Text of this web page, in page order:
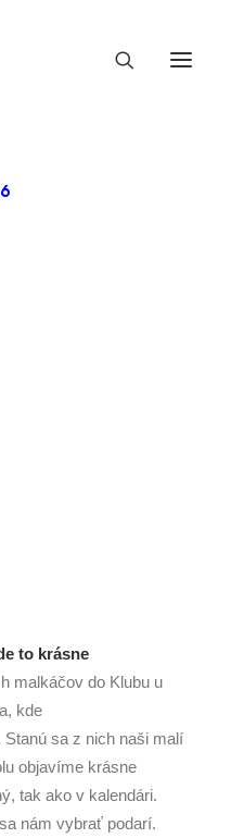
- O
prasiatkach
to krásne
malkáčov do Klubu u
kde
Stanú sa z nich naši malí
objavíme krásne
tak ako v kalendári.
nám vybrať podarí.